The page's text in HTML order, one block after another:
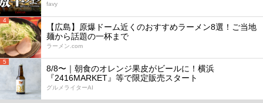
favy
4
【広島】原爆ドーム近くのおすすめラーメン8選！ご当地
麺から話題の一杯まで
ラーメン.com
5
8/8〜｜朝食のオレンジ果皮がビールに！横浜
『2416MARKET』等で限定販売スタート
グルメライターAI